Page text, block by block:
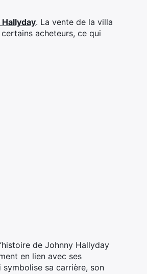
. La vente de la villa
acheteurs, ce qui
de Johnny Hallyday
en lien avec ses
symbolise sa carrière, son